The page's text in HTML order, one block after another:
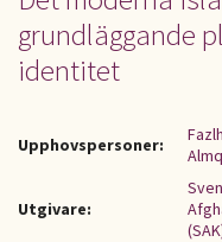
grundläggande
identitet
Upphovspersoner:
Utgivare: